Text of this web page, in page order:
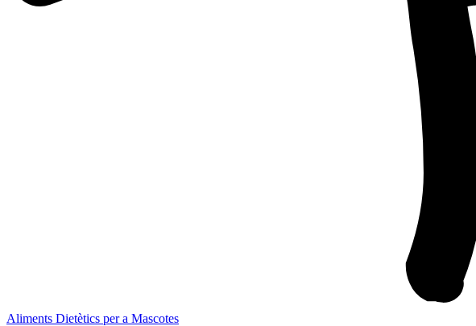
Aliments Dietètics per a Mascotes